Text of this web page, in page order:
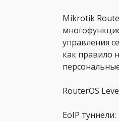
Mikrotik
управления
как правило
RouterOS
EoIP